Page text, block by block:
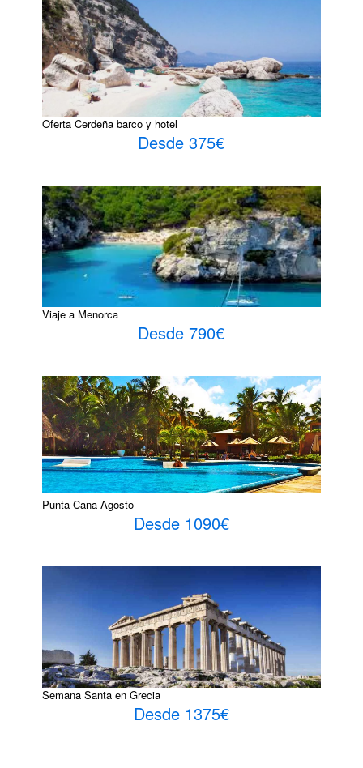
Oferta Cerdeña barco y hotel
Desde 375€
Viaje a Menorca
Desde 790€
Punta Cana Agosto
Desde 1090€
Semana Santa en Grecia
Desde 1375€